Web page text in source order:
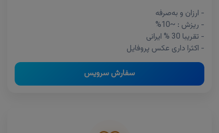
- ارزان و به‌صرفه
- ریزش : ~10%
- تقریبا 30 % ایرانی
- اکثرا داری عکس پروفایل
سفارش سرویس